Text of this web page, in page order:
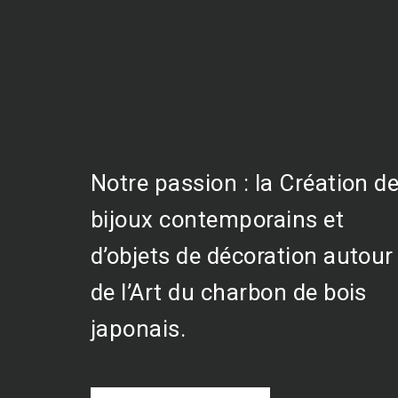
Notre passion : la Création
bijoux contemporains et
d’objets de décoration autour
de l’Art du charbon de bois
japonais.